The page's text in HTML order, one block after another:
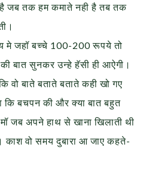
है जब तक हम कमाते नही है तब तक
मे जहॉ बच्चे 100-200 रूपये तो
बात सुनकर उन्हे हॅसी ही आऐगी।
वो बाते बताते बताते कही खो गए
कि बचपन की और क्या बात बहुत
जब अपने हाथ से खाना खिलाती थी
काश वो समय दुबारा आ जाए कहते-